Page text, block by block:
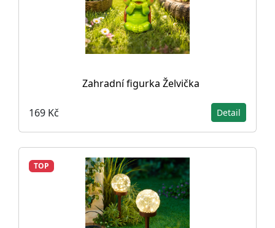
Zahradní figurka Želvička
169 Kč Detail
TOP